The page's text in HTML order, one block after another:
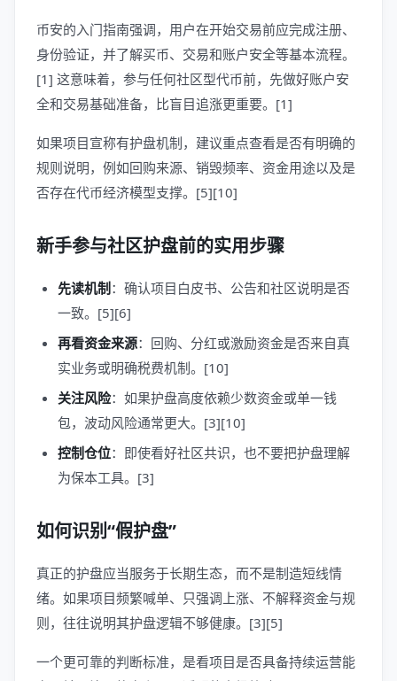
币安的入门指南强调，用户在开始交易前应完成注册、
身份验证，并了解买币、交易和账户安全等基本流程。
[1] 这意味着，参与任何社区型代币前，先做好账户安
全和交易基础准备，比盲目追涨更重要。[1]
如果项目宣称有护盘机制，建议重点查看是否有明确的
规则说明，例如回购来源、销毁频率、资金用途以及是
否存在代币经济模型支撑。[5][10]
新手参与社区护盘前的实用步骤
先读机制 ：确认项目白皮书、公告和社区说明是否
一致。[5][6]
再看资金来源：回购、分红或激励资金是否来自真
实业务或明确税费机制。[10]
关注风险：如果护盘高度依赖少数资金或单一钱
包，波动风险通常更大。[3][10]
控制仓位：即使看好社区共识，也不要把护盘理解
为保本工具。[3]
如何识别“假护盘”
真正的护盘应当服务于长期生态，而不是制造短线情
绪。如果项目频繁喊单、只强调上涨、不解释资金与规
则，往往说明其护盘逻辑不够健康。[3][5]
一个更可靠的判断标准，是看项目是否具备持续运营能